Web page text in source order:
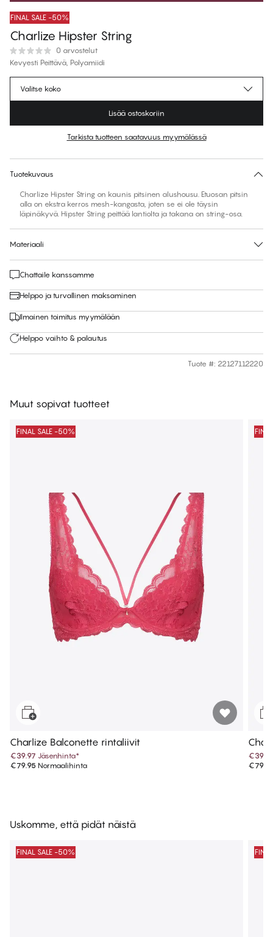
FINAL SALE -50%
Charlize Hipster String
0 arvostelut
Kevyesti Peittävä, Polyamiidi
€44.95Normaalihinta
Ei ehdotettua kokoa tähän tuotteeseen
Valitse koko
Lisää ostoskoriin
Tarkista tuotteen saatavuus myymälässä
Tuotekuvaus
Charlize Hipster String on kaunis pitsinen alushousu. Etuosan pitsin
alla on ekstra kerros mesh-kangasta, joten se ei ole täysin
läpinäkyvä. Hipster String peittää lantiolta ja takana on string-osa.
Materiaali
Chattaile kanssamme
Helppo ja turvallinen maksaminen
Ilmainen toimitus myymälään
Helppo vaihto & palautus
Tuote #: 22127112220
Muut sopivat tuotteet
FINAL SALE -50%
Charlize Balconette rintaliivit
€39.97 Jäsenhinta*
€79.95 Normaalihinta
Uskomme, että pidät näistä
FINAL SALE -50%